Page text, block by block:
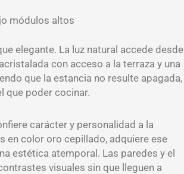
módulos altos
elegante. La luz natural accede desde
con acceso a la terraza y una
que la estancia no resulte apagada,
que poder cocinar.
carácter y personalidad a la
en color oro cepillado, adquiere ese
estética atemporal. Las paredes y el
visuales sin que lleguen a